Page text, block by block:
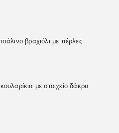
βραχιόλι με πέρλες
με στοιχείο δάκρυ